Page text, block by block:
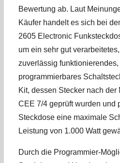
Bewertung ab. Laut
Käufer handelt es sich bei
2605 Electronic
um ein sehr gut verarbeitetes,
zuverlässig funktionierendes,
programmierbares
Kit, dessen Stecker nach der
CEE 7/4 geprüft wurden und
Steckdose eine maximale
Leistung von 1.000 Watt
Durch die Programmier-